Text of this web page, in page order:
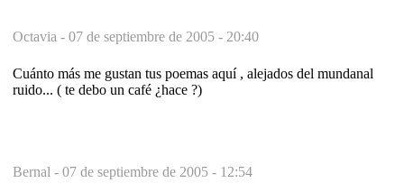
Octavia - 07 de septiembre de 2005 - 20:40
Cuánto más me gustan tus poemas aquí , alejados del mundanal
ruido... ( te debo un café ¿hace ?)
Bernal - 07 de septiembre de 2005 - 12:54